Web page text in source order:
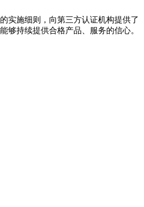
实施细则，向第三方认证机构提供了
够持续提供合格产品、服务的信心。